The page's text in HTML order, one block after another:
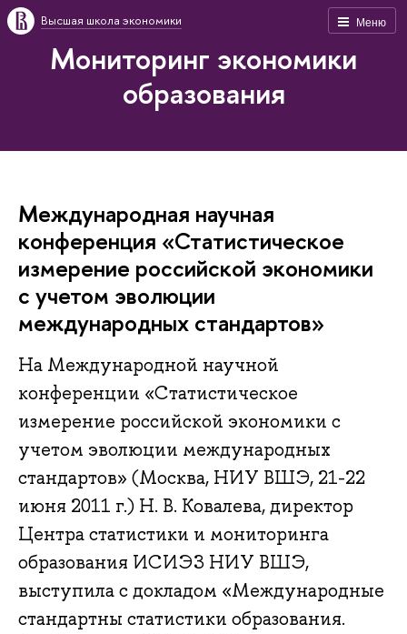
Меню
Высшая школа экономики
Мониторинг экономики
образования
Международная научная
конференция «Статистическое
измерение российской экономики
с учетом эволюции
международных стандартов»
На Международной научной
конференции «Статистическое
измерение российской экономики с
учетом эволюции международных
стандартов» (Москва, НИУ ВШЭ, 21-22
июня 2011 г.) Н. В. Ковалева, директор
Центра статистики и мониторинга
образования ИСИЭЗ НИУ ВШЭ,
выступила с докладом «Международные
стандартны статистики образования.